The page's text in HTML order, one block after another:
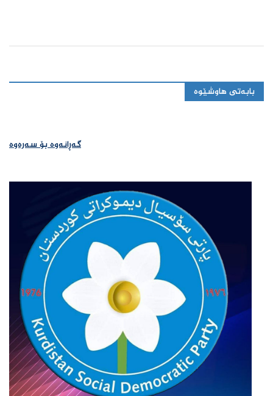
بابەتی هاوشێوە
گەڕانەوە بۆ سەرەوە